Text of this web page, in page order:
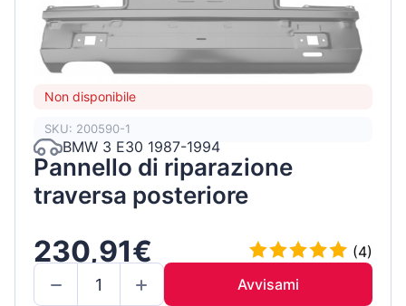
Non disponibile
SKU: 200590-1
BMW 3 E30 1987-1994
Pannello di riparazione
traversa posteriore
230,91€
(4)
Avvisami